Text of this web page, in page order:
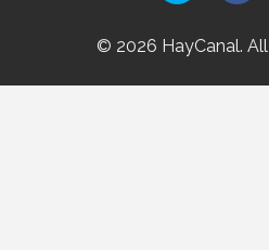
© 2026 HayCanal.